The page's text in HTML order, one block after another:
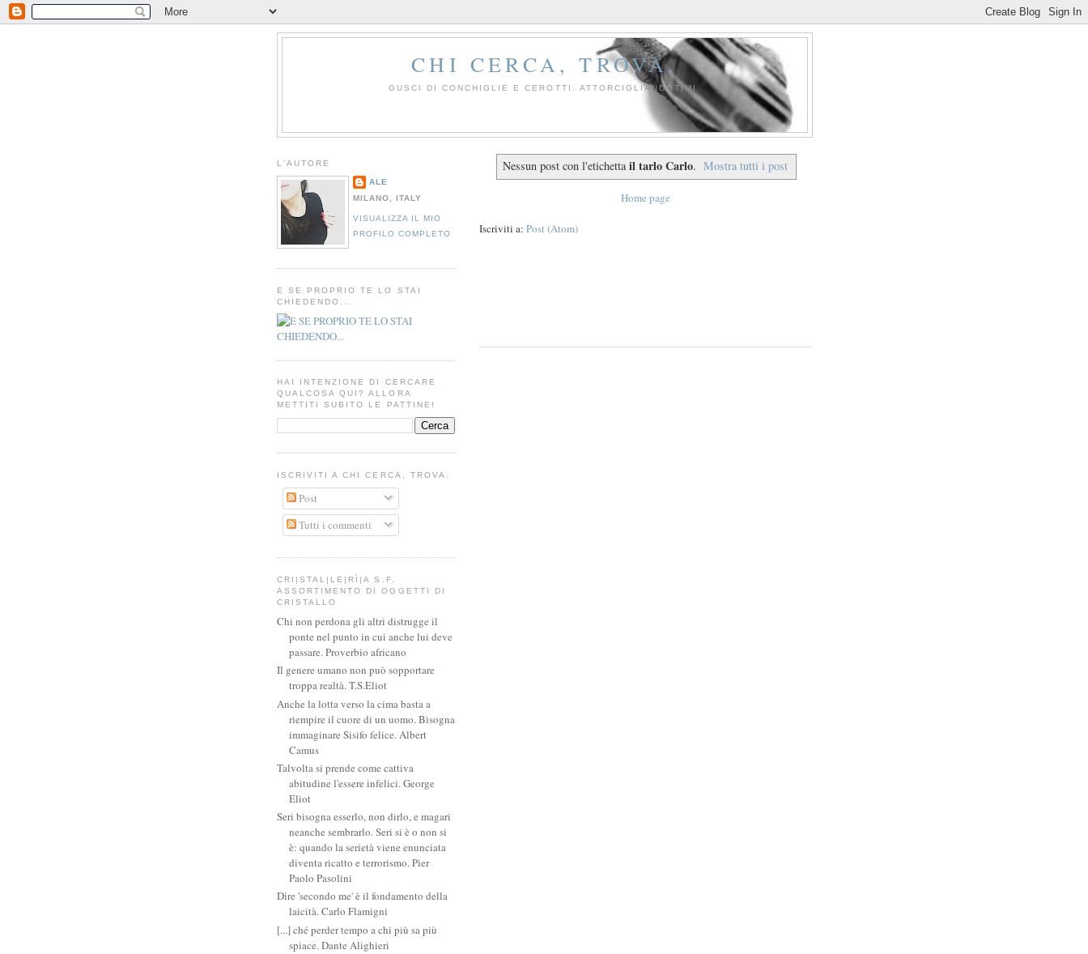
CHI CERCA, TROVA.
GUSCI DI CONCHIGLIE E CEROTTI. ATTORCIGLIANDOTIMI.
Nessun post con l'etichettail tarlo Carlo. Mostra tutti i post
Home page
Iscriviti a: Post (Atom)
L'AUTORE
ALE
MILANO, ITALY
VISUALIZZA IL MIO
PROFILO COMPLETO
E SE PROPRIO TE LO STAI
CHIEDENDO...
HAI INTENZIONE DI CERCARE
QUALCOSA QUI? ALLORA
METTITI SUBITO LE PATTINE!
ISCRIVITI A CHI CERCA, TROVA.
Post
Tutti i commenti
CRI|STAL|LE|RÌ|A S.F.
ASSORTIMENTO DI OGGETTI DI
CRISTALLO
Chi non perdona gli altri distrugge il
ponte nel punto in cui anche lui deve
passare. Proverbio africano
Il genere umano non può sopportare
troppa realtà. T.S.Eliot
Anche la lotta verso la cima basta a
riempire il cuore di un uomo. Bisogna
immaginare Sisifo felice. Albert
Camus
Talvolta si prende come cattiva
abitudine l'essere infelici. George
Eliot
Seri bisogna esserlo, non dirlo, e magari
neanche sembrarlo. Seri si è o non si
è: quando la serietà viene enunciata
diventa ricatto e terrorismo. Pier
Paolo Pasolini
Dire 'secondo me' è il fondamento della
laicità. Carlo Flamigni
[...] ché perder tempo a chi più sa più
spiace. Dante Alighieri